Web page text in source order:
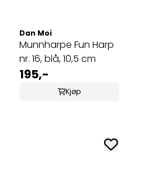
Dan Moi
Munnharpe Fun Harp
nr. 16, blå, 10,5 cm
195,-
Kjøp